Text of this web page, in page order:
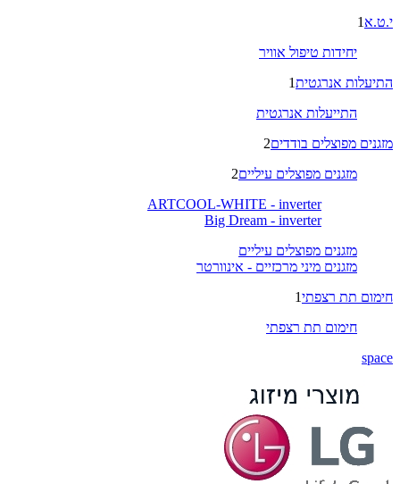
י.ט.א 1
יחידות טיפול אוויר
התיעלות אנרגטית1
התייעלות אנרגטית
מזגנים מפוצלים בודדים2
מזגנים מפוצלים עיליים2
ARTCOOL-WHITE - inverter
Big Dream - inverter
מזגנים מפוצלים עיליים
מזגנים מיני מרכזיים - אינוורטר
חימום תת רצפתי1
חימום תת רצפתי
space